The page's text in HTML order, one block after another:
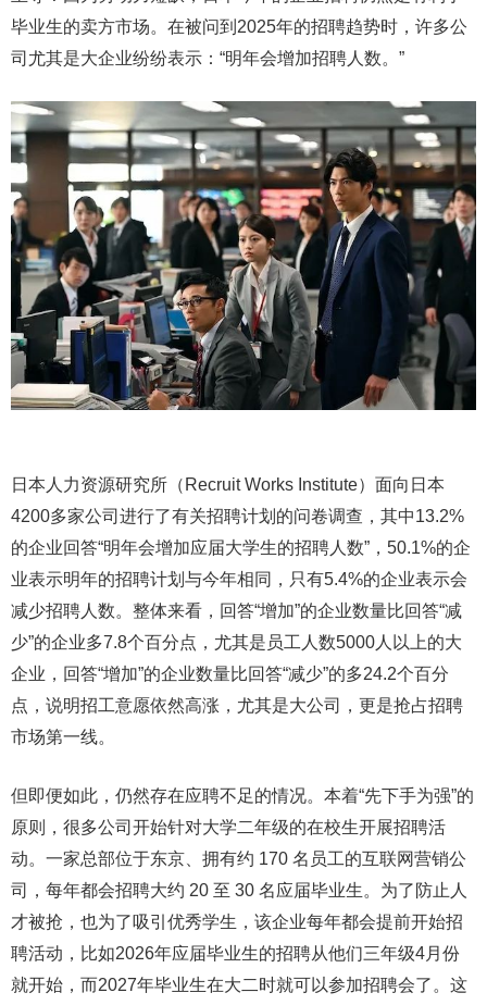
毕业生的卖方市场。在被问到2025年的招聘趋势时，许多公
司尤其是大企业纷纷表示：“明年会增加招聘人数。”
日本人力资源研究所（Recruit Works Institute）面向日本
4200多家公司进行了有关招聘计划的问卷调查，其中13.2%
的企业回答“明年会增加应届大学生的招聘人数”，50.1%的企
业表示明年的招聘计划与今年相同，只有5.4%的企业表示会
减少招聘人数。整体来看，回答“增加”的企业数量比回答“减
少”的企业多7.8个百分点，尤其是员工人数5000人以上的大
企业，回答“增加”的企业数量比回答“减少”的多24.2个百分
点，说明招工意愿依然高涨，尤其是大公司，更是抢占招聘
市场第一线。
但即便如此，仍然存在应聘不足的情况。本着“先下手为强”的
原则，很多公司开始针对大学二年级的在校生开展招聘活
动。一家总部位于东京、拥有约 170 名员工的互联网营销公
司，每年都会招聘大约 20 至 30 名应届毕业生。为了防止人
才被抢，也为了吸引优秀学生，该企业每年都会提前开始招
聘活动，比如2026年应届毕业生的招聘从他们三年级4月份
就开始，而2027年毕业生在大二时就可以参加招聘会了。这